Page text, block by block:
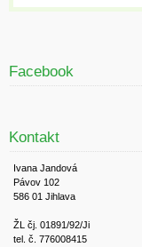
Facebook
Kontakt
Ivana Jandová
Pávov 102
586 01 Jihlava
ŽL čj. 01891/92/Ji
tel. č. 776008415